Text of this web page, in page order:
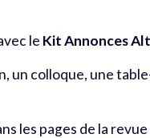
le Kit Annonces
un colloque, une
les pages de la